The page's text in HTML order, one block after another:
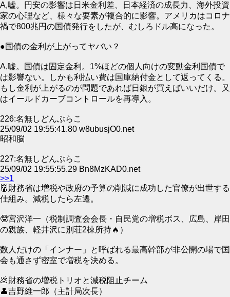
A,嘘。円安の影響は日米金利差、日本経済の成長力、海外投資
家の心理など、様々な要素が複合的に影響。アメリカはコロナ
禍で800兆円の国債発行をしたが、むしろドル高になった。
●国債の金利が上がってヤバい？
A,嘘。国債は固定金利。1%ほどの個人向けの変動金利国債で
は影響ない。しかも利払い費は国庫納付金として返ってくる。
もし金利が上がるのが問題であれば日銀が買えばいいだけ。又
はイールドカーブコントロールを再導入。
226:名無しどんぶらこ
25/09/02 19:55:41.80 w8ubusjO0.net
昭和脳
227:名無しどんぶらこ
25/09/02 19:55:55.29 Bn8MzKAD0.net
>>1
👹財務省は増税や政府の予算の削減に成功した官僚が出世する
仕組み。減税したら左遷。
🤓宮沢洋一（税制調査会会長・自民党の増税ボス、広島、岸田
の親族、軽井沢に別荘2棟所持🔥）
数人だけの「インナー」と呼ばれる最高幹部が非公開の場で国
会も通さず密室で増税を決める。
💩財務省の増税トリオと減税阻止チーム
👤吉野維一郎（主計局次長）